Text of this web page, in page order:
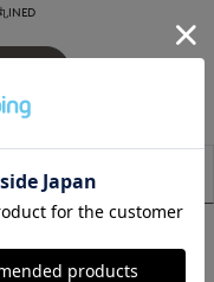
INED
購入レビュー
に優れ、一枚で着用し
タンクトップデザイン